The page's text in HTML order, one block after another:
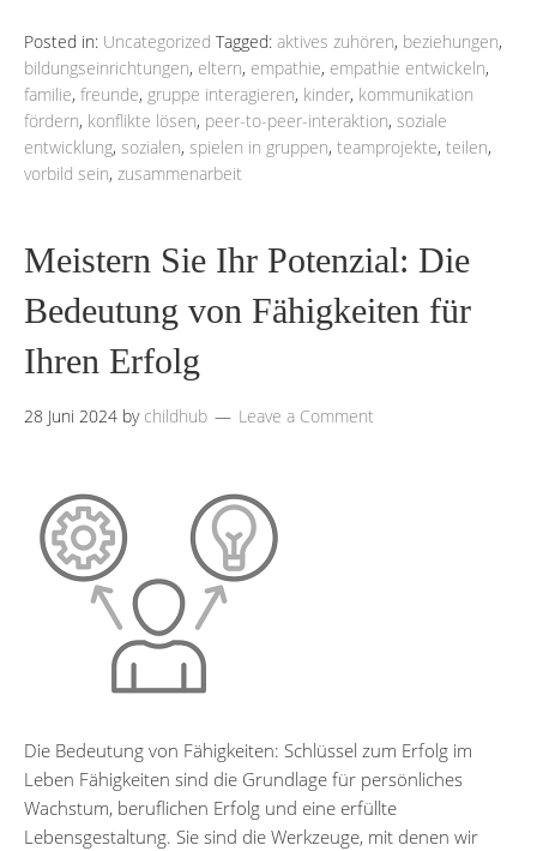
Posted in: Uncategorized Tagged: aktives zuhören, beziehungen,
bildungseinrichtungen, eltern, empathie, empathie entwickeln,
familie, freunde, gruppe interagieren, kinder, kommunikation
fördern, konflikte lösen, peer-to-peer-interaktion, soziale
entwicklung, sozialen, spielen in gruppen, teamprojekte, teilen,
vorbild sein, zusammenarbeit
Meistern Sie Ihr Potenzial: Die
Bedeutung von Fähigkeiten für
Ihren Erfolg
28 Juni 2024 by childhub Leave a Comment
Die Bedeutung von Fähigkeiten: Schlüssel zum Erfolg im
Leben Fähigkeiten sind die Grundlage für persönliches
Wachstum, beruflichen Erfolg und eine erfüllte
Lebensgestaltung. Sie sind die Werkzeuge, mit denen wir